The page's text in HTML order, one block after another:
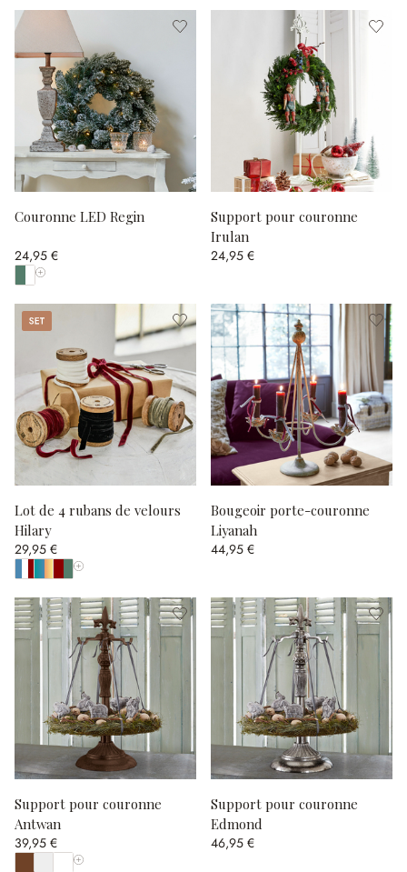
Couronne LED Regin
24,95 €
Afficher toutes les couleurs
Support pour couronne
Irulan
24,95 €
Set
Lot de 4 rubans de velours
Hilary
29,95 €
Afficher toutes les couleurs
Bougeoir porte-couronne
Liyanah
44,95 €
Support pour couronne
Antwan
39,95 €
Support pour couronne
Edmond
46,95 €